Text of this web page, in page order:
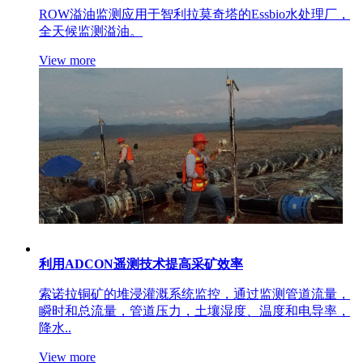
ROW溢油监测应用于智利拉莫奇塔的Essbio水处理厂，
全天候监测溢油。
View more
利用ADCON遥测技术提高采矿效率
索诺拉铜矿的堆浸灌溉系统监控，通过监测管道流量，
瞬时和总流量，管道压力，土壤湿度、温度和电导率，
降水..
View more